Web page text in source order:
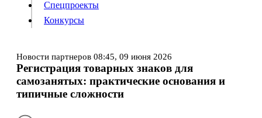
Подписка
Спецпроекты
Конкурсы
Новости партнеров 08:45, 09 июня 2026
Регистрация товарных знаков для
самозанятых: практические основания и
типичные сложности